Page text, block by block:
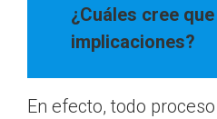
¿Cuáles cree
implicaciones?
En efecto, todo